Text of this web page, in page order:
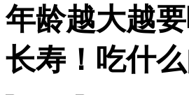
年龄越大越
长寿！吃什